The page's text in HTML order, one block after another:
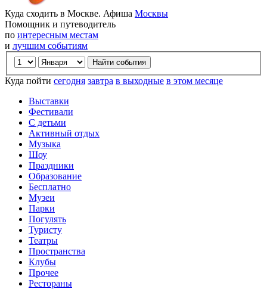
Куда сходить в Москве. Афиша Москвы
Помощник и путеводитель
по интересным местам
и лучшим событиям
Куда пойти сегодня завтра в выходные в этом месяце
Выставки
Фестивали
С детьми
Активный отдых
Музыка
Шоу
Праздники
Образование
Бесплатно
Музеи
Парки
Погулять
Туристу
Театры
Пространства
Клубы
Прочее
Рестораны